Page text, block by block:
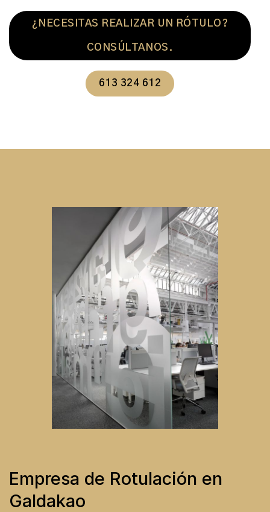
¿NECESITAS REALIZAR UN RÓTULO?
CONSÚLTANOS.
613 324 612
Empresa de Rotulación en
Galdakao